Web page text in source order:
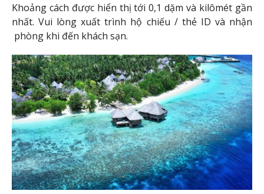
Khoảng cách được hiển thị tới 0,1 dặm và kilômét gần
nhất. Vui lòng xuất trình hộ chiếu / thẻ ID và nhận
phòng khi đến khách sạn.